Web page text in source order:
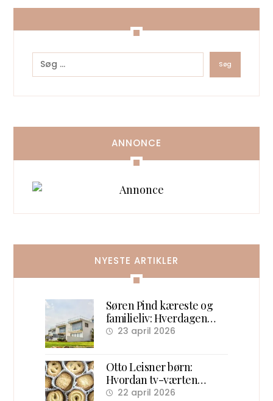
ANNONCE
NYESTE ARTIKLER
Søren Pind kæreste og
familieliv: Hverdagen
efter politik
23 april 2026
Otto Leisner børn:
Hvordan tv-værten
samlede danske børn
22 april 2026